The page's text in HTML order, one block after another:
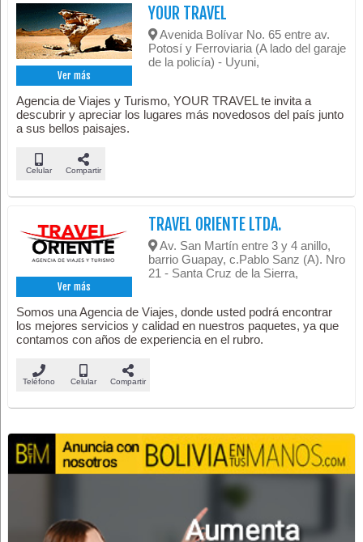
Ver más
YOUR TRAVEL
Avenida Bolívar No. 65 entre av.
Potosí y Ferroviaria (A lado del garaje
de la policía) - Uyuni,
Agencia de Viajes y Turismo, YOUR TRAVEL te invita a
descubrir y apreciar los lugares más novedosos del país junto
a sus bellos paisajes.
Celular Compartir
Ver más
TRAVEL ORIENTE LTDA.
Av. San Martín entre 3 y 4 anillo,
barrio Guapay, c.Pablo Sanz (A). Nro
21 - Santa Cruz de la Sierra,
Somos una Agencia de Viajes, donde usted podrá encontrar
los mejores servicios y calidad en nuestros paquetes, ya que
contamos con años de experiencia en el rubro.
Teléfono Celular Compartir